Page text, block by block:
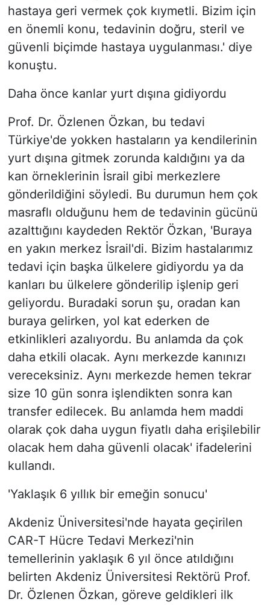
hastaya geri vermek çok kıymetli. Bizim için
en önemli konu, tedavinin doğru, steril ve
güvenli biçimde hastaya uygulanması.' diye
konuştu.
Daha önce kanlar yurt dışına gidiyordu
Prof. Dr. Özlenen Özkan, bu tedavi
Türkiye'de yokken hastaların ya kendilerinin
yurt dışına gitmek zorunda kaldığını ya da
kan örneklerinin İsrail gibi merkezlere
gönderildiğini söyledi. Bu durumun hem çok
masraflı olduğunu hem de tedavinin gücünü
azalttığını kaydeden Rektör Özkan, 'Buraya
en yakın merkez İsrail'di. Bizim hastalarımız
tedavi için başka ülkelere gidiyordu ya da
kanları bu ülkelere gönderilip işlenip geri
geliyordu. Buradaki sorun şu, oradan kan
buraya gelirken, yol kat ederken de
etkinlikleri azalıyordu. Bu anlamda da çok
daha etkili olacak. Aynı merkezde kanınızı
vereceksiniz. Aynı merkezde hemen tekrar
size 10 gün sonra işlendikten sonra kan
transfer edilecek. Bu anlamda hem maddi
olarak çok daha uygun fiyatlı daha erişilebilir
olacak hem daha güvenli olacak' ifadelerini
kullandı.
'Yaklaşık 6 yıllık bir emeğin sonucu'
Akdeniz Üniversitesi'nde hayata geçirilen
CAR-T Hücre Tedavi Merkezi'nin
temellerinin yaklaşık 6 yıl önce atıldığını
belirten Akdeniz Üniversitesi Rektörü Prof.
Dr. Özlenen Özkan, göreve geldikleri ilk